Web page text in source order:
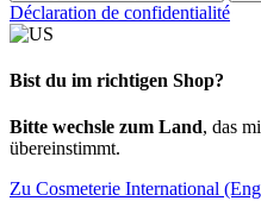
Déclaration de confidentialité
Bist du im richtigen Shop?
Bitte wechsle zum Land, das
übereinstimmt.
Zu Cosmeterie International